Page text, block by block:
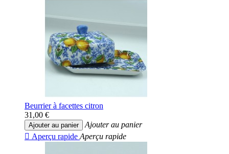
Beurrier à facettes citron
31,00 €
Ajouter au panier
Ajouter au panier
 Aperçu rapide Aperçu rapide